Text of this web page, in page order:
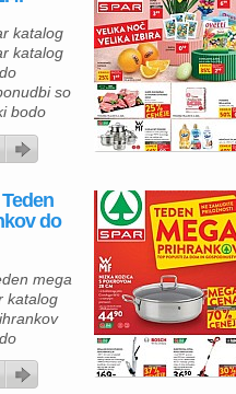
katalog
katalog
so
bodo
17 cm
za
tega
7/1, […]
do
mega
katalog
–